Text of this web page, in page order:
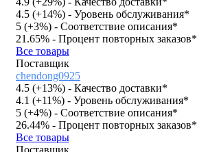
4.5 (+14%) - Уровень обслуживания*
5 (+3%) - Соответствие описания*
21.65% - Процент повторных заказов*
Все товары
Поставщик
chendong0925
4.5 (+13%) - Качество доставки*
4.1 (+11%) - Уровень обслуживания*
5 (+4%) - Соответствие описания*
26.44% - Процент повторных заказов*
Все товары
Поставщик